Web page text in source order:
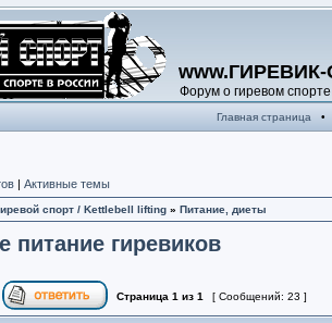
Форум о гиревом спорте
Главная страница •
| Активные темы
спорт / Kettlebell lifting » Питание, диеты
питание гиревиков
Страница 1 из 1 [ Сообщений: 23 ]